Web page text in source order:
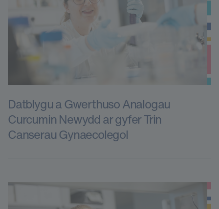
Datblygu a Gwerthuso Analogau
Curcumin Newydd ar gyfer Trin
Canserau Gynaecolegol